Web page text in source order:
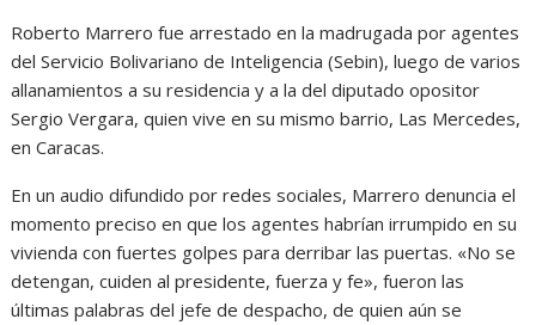
Roberto Marrero fue arrestado en la madrugada por agentes
del Servicio Bolivariano de Inteligencia (Sebin), luego de varios
allanamientos a su residencia y a la del diputado opositor
Sergio Vergara, quien vive en su mismo barrio, Las Mercedes,
en Caracas.
En un audio difundido por redes sociales, Marrero denuncia el
momento preciso en que los agentes habrían irrumpido en su
vivienda con fuertes golpes para derribar las puertas. «No se
detengan, cuiden al presidente, fuerza y fe», fueron las
últimas palabras del jefe de despacho, de quien aún se